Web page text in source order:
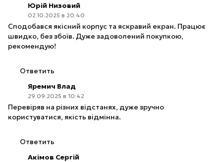
Юрій Низовий
02.10.2025 в 20:40
Сподобався якісний корпус та яскравий екран. Працює
швидко, без збоїв. Дуже задоволений покупкою,
рекомендую!
Ответить
Яремич Влад
29.09.2025 в 10:42
Перевіряв на різних відстанях, дуже зручно
користуватися, якість відмінна.
Ответить
Акімов Сергій